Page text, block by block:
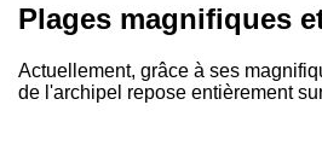
Plages magnifiques
Actuellement, grâce à ses
de l'archipel repose entièrement